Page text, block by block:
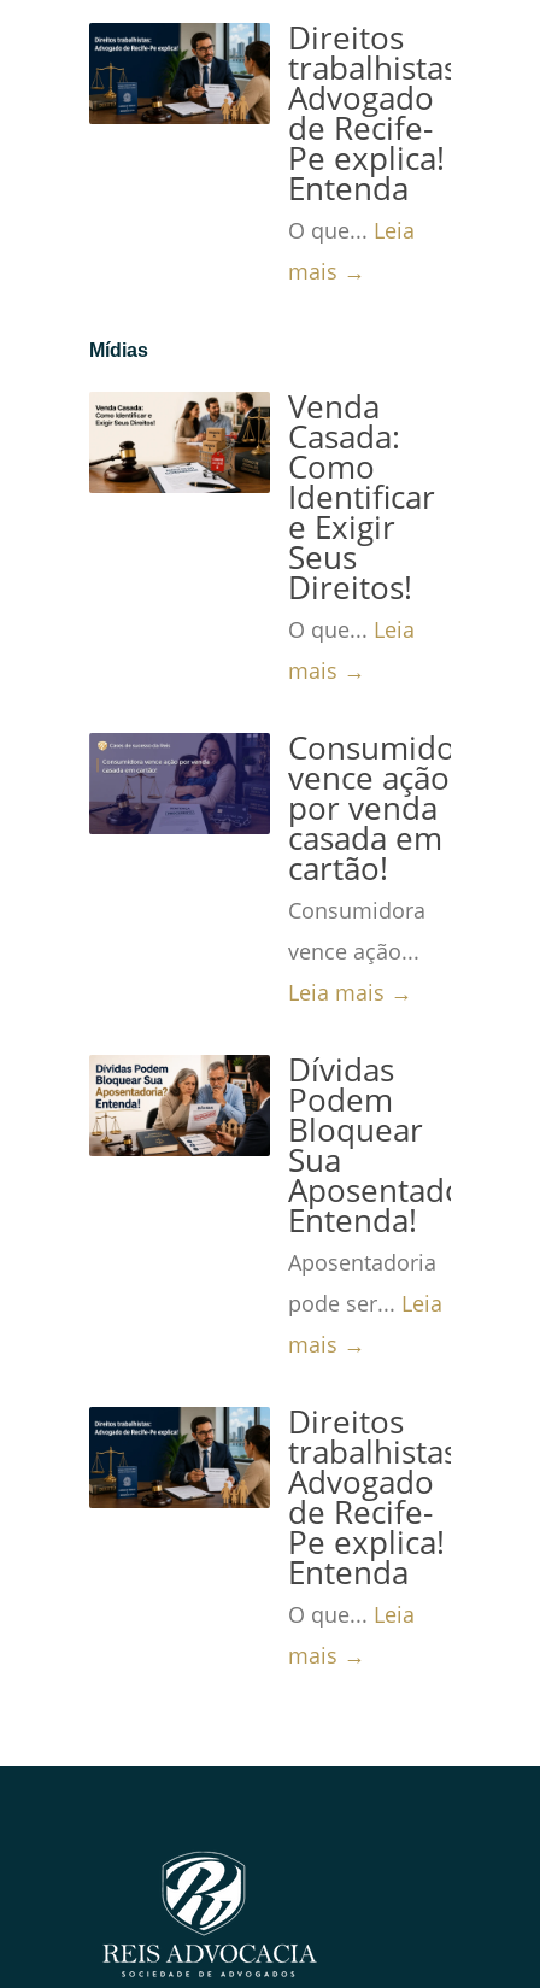
Direitos
trabalhistas:
Advogado
de Recife-
Pe explica!
Entenda
O que... Leia
mais →
Mídias
Venda
Casada:
Como
Identificar
e Exigir
Seus
Direitos!
O que... Leia
mais →
Consumidora
vence ação
por venda
casada em
cartão!
Consumidora
vence ação...
Leia mais →
Dívidas
Podem
Bloquear
Sua
Aposentadoria?
Entenda!
Aposentadoria
pode ser... Leia
mais →
Direitos
trabalhistas:
Advogado
de Recife-
Pe explica!
Entenda
O que... Leia
mais →